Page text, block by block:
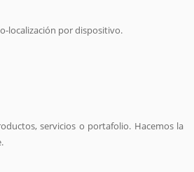
localización por dispositivo.
servicios o portafolio. Hacemos la